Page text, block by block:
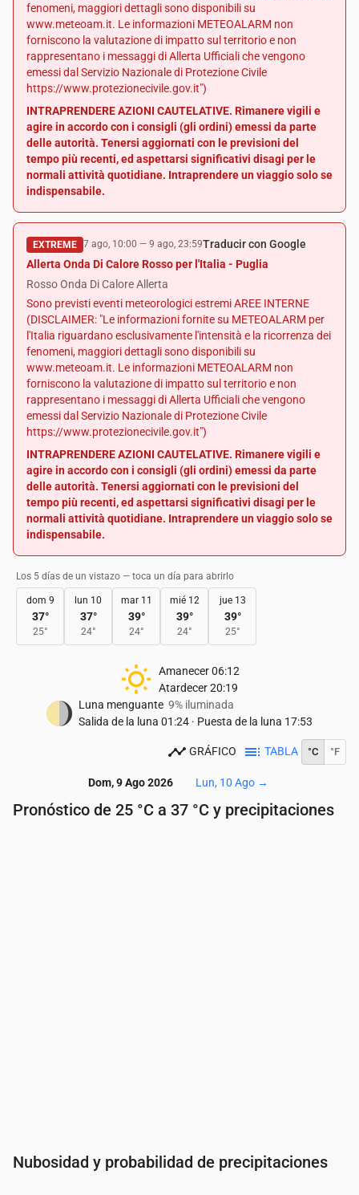
fenomeni, maggiori dettagli sono disponibili su
www.meteoam.it. Le informazioni METEOALARM non
forniscono la valutazione di impatto sul territorio e non
rappresentano i messaggi di Allerta Ufficiali che vengono
emessi dal Servizio Nazionale di Protezione Civile
https://www.protezionecivile.gov.it")
INTRAPRENDERE AZIONI CAUTELATIVE. Rimanere vigili e
agire in accordo con i consigli (gli ordini) emessi da parte
delle autorità. Tenersi aggiornati con le previsioni del
tempo più recenti, ed aspettarsi significativi disagi per le
normali attività quotidiane. Intraprendere un viaggio solo se
indispensabile.
EXTREME 7 ago, 10:00 — 9 ago, 23:59Traducir con Google
Allerta Onda Di Calore Rosso per l'Italia - Puglia
Rosso Onda Di Calore Allerta
Sono previsti eventi meteorologici estremi AREE INTERNE
(DISCLAIMER: "Le informazioni fornite su METEOALARM per
l'Italia riguardano esclusivamente l'intensità e la ricorrenza dei
fenomeni, maggiori dettagli sono disponibili su
www.meteoam.it. Le informazioni METEOALARM non
forniscono la valutazione di impatto sul territorio e non
rappresentano i messaggi di Allerta Ufficiali che vengono
emessi dal Servizio Nazionale di Protezione Civile
https://www.protezionecivile.gov.it")
INTRAPRENDERE AZIONI CAUTELATIVE. Rimanere vigili e
agire in accordo con i consigli (gli ordini) emessi da parte
delle autorità. Tenersi aggiornati con le previsioni del
tempo più recenti, ed aspettarsi significativi disagi per le
normali attività quotidiane. Intraprendere un viaggio solo se
indispensabile.
Los 5 días de un vistazo — toca un día para abrirlo
dom 9
37°
25°
lun 10
37°
24°
mar 11
39°
24°
mié 12
39°
24°
jue 13
39°
25°
Amanecer 06:12
Atardecer 20:19
Luna menguante 9% iluminada
Salida de la luna 01:24 · Puesta de la luna 17:53
GRÁFICO TABLA °C °F
Dom, 9 Ago 2026 Lun, 10 Ago→
Pronóstico de 25 °C a 37 °C y precipitaciones
Nubosidad y probabilidad de precipitaciones